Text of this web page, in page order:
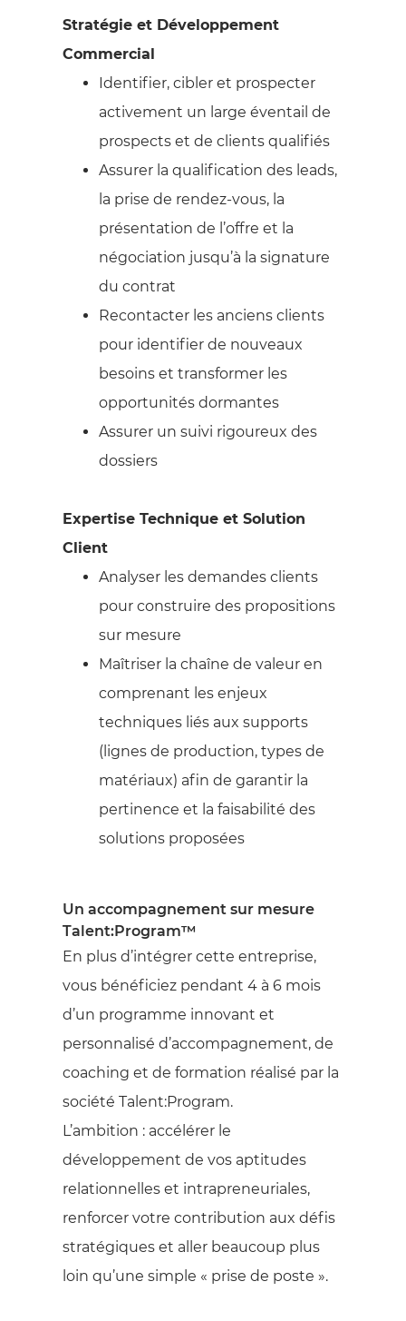
Stratégie et Développement
Commercial
Identifier, cibler et prospecter
activement un large éventail de
prospects et de clients qualifiés
Assurer la qualification des leads,
la prise de rendez-vous, la
présentation de l’offre et la
négociation jusqu’à la signature
du contrat
Recontacter les anciens clients
pour identifier de nouveaux
besoins et transformer les
opportunités dormantes
Assurer un suivi rigoureux des
dossiers
Expertise Technique et Solution
Client
Analyser les demandes clients
pour construire des propositions
sur mesure
Maîtriser la chaîne de valeur en
comprenant les enjeux
techniques liés aux supports
(lignes de production, types de
matériaux) afin de garantir la
pertinence et la faisabilité des
solutions proposées
Un accompagnement sur mesure
Talent:Program™
En plus d’intégrer cette entreprise,
vous bénéficiez pendant 4 à 6 mois
d’un programme innovant et
personnalisé d’accompagnement, de
coaching et de formation réalisé par la
société Talent:Program.
L’ambition : accélérer le
développement de vos aptitudes
relationnelles et intrapreneuriales,
renforcer votre contribution aux défis
stratégiques et aller beaucoup plus
loin qu’une simple « prise de poste ».